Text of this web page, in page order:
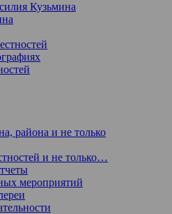
Кузьмина
района и не только
и не только…
мероприятий